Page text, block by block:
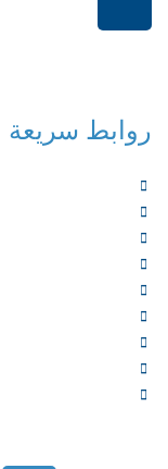
روابط سريعة